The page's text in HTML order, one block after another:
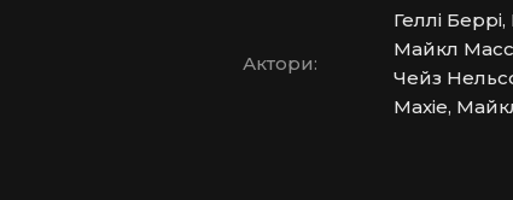
Актори:
Геллі
Майкл
Чейз
Maxie,